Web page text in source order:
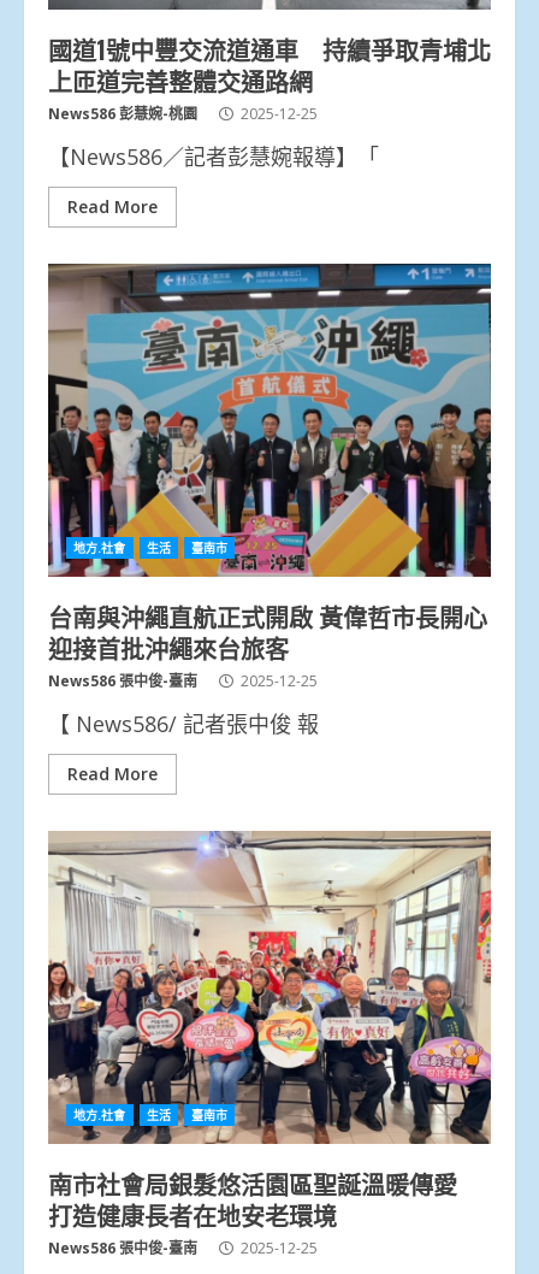
國道1號中豐交流道通車 持續爭取青埔北
上匝道完善整體交通路網
News586 彭慧婉-桃園 2025-12-25
【News586／記者彭慧婉報導】「
Read More
地方.社會 生活 臺南市
台南與沖繩直航正式開啟 黃偉哲市長開心
迎接首批沖繩來台旅客
News586 張中俊-臺南 2025-12-25
【 News586/ 記者張中俊 報
Read More
地方.社會 生活 臺南市
南市社會局銀髮悠活園區聖誕溫暖傳愛
打造健康長者在地安老環境
News586 張中俊-臺南 2025-12-25